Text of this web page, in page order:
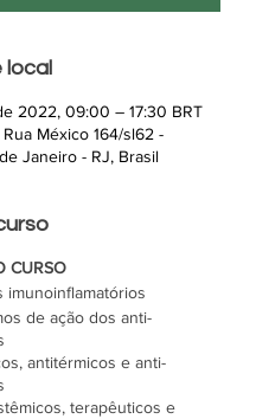
local
2022, 09:00 – 17:30 BRT
Rua México 164/sl62 -
Janeiro - RJ, Brasil
CURSO
imunoinflamatórios
de ação dos anti-
antitérmicos e anti-
terapêuticos e